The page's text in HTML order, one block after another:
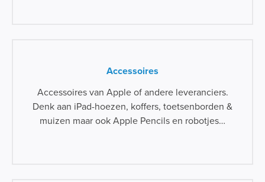
Accessoires
Accessoires van Apple of andere leveranciers.
Denk aan iPad-hoezen, koffers, toetsenborden &
muizen maar ook Apple Pencils en robotjes…